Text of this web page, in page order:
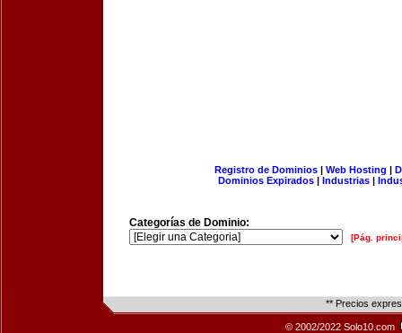
Registro de Dominios| Web Hosting |
Dominios Expirados | Industrias |
Categorías de Dominio:
[Pág.
** Precios
© 2002/2022 Solo10.com